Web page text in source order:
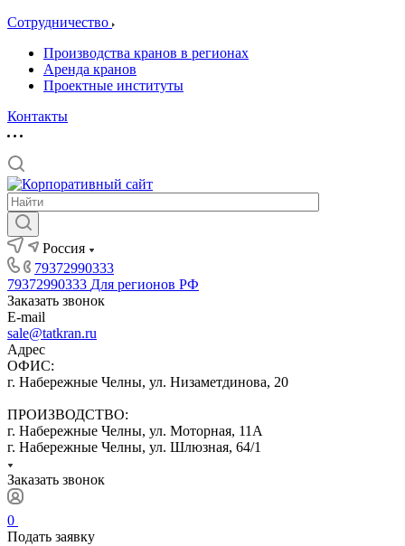
Сотрудничество
Производства кранов в регионах
Аренда кранов
Проектные институты
Контакты
Россия
79372990333
79372990333 Для регионов РФ
Заказать звонок
E-mail
sale@tatkran.ru
Адрес
ОФИС:
г. Набережные Челны, ул. Низаметдинова, 20
ПРОИЗВОДСТВО:
г. Набережные Челны, ул. Моторная, 11А
г. Набережные Челны, ул. Шлюзная, 64/1
Заказать звонок
0
Подать заявку